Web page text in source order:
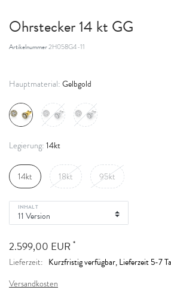
Ohrstecker 14 kt GG
Artikelnummer2H058G4-11
Hauptmaterial: Gelbgold
Legierung: 14kt
14kt 18kt 95kt
INHALT
2.599,00 EUR *
Lieferzeit: Kurzfristig verfügbar, Lieferzeit 5-7
Versandkosten